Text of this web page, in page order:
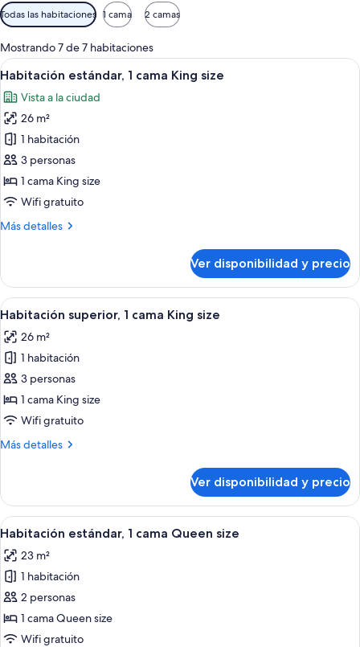
Filtros
disponibles
para
las
habitaciones
Todas las habitaciones 1 cama 2 camas
Mostrando 7 de 7 habitaciones
Ver
todas
las
fotos
de
Habitación
estándar,
1
King
Una habitación de hotel con cama,
3
Habitación estándar, 1 cama King size
Vista a la ciudad
26 m²
1 habitación
3 personas
1 cama King size
Wifi gratuito
Más detalles
Más
estándar,
cama
size
Ver disponibilidad y precio
Ver
todas
las
fotos
de
Habitación
superior,
cama
Un dormitorio ordenado con cama,
5
Habitación superior, 1 cama King size
26 m²
1 habitación
3 personas
1 cama King size
Wifi gratuito
Más detalles
Más
superior,
cama
size
Ver disponibilidad y precio
Ver
todas
las
fotos
de
Habitación
estándar,
Habitación de hotel con una cama,
10
Habitación estándar, 1 cama Queen size
23 m²
1 habitación
2 personas
1 cama Queen size
Wifi gratuito